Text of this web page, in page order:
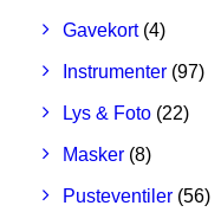
Gavekort (4)
Instrumenter (97)
Lys & Foto (22)
Masker (8)
Pusteventiler (56)